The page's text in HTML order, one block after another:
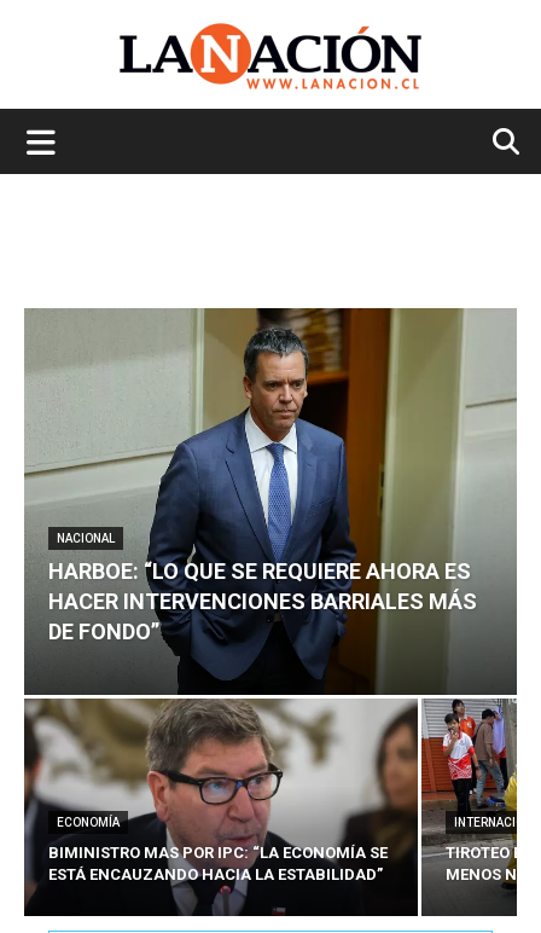
NACIONAL
HARBOE: “LO QUE SE REQUIERE AHORA ES
HACER INTERVENCIONES BARRIALES MÁS
DE FONDO”
ECONOMÍA
BIMINISTRO MAS POR IPC: “LA ECONOMÍA SE
ESTÁ ENCAUZANDO HACIA LA ESTABILIDAD”
TIROTEO
MENOS